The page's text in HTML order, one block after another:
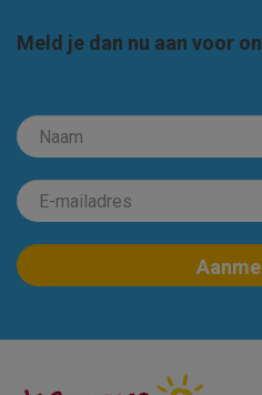
Meld je dan nu aan voor